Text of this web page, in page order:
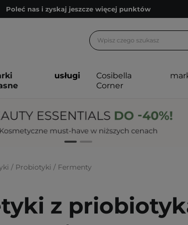
Poleć nas i zyskaj jeszcze więcej punktów
Bezpłatne konsultacje kosmetologiczne
Poleć nas i zyskaj jeszcze więcej punktów
usługi
Cosibella
Corner
/ Probiotyki / Fermenty
z